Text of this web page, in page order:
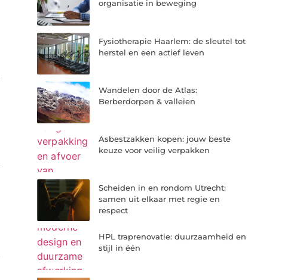
organisatie in beweging
Fysiotherapie Haarlem: de sleutel tot
herstel en een actief leven
Wandelen door de Atlas:
Berberdorpen & valleien
Asbestzakken kopen: jouw beste
keuze voor veilig verpakken
Scheiden in en rondom Utrecht:
samen uit elkaar met regie en
respect
HPL traprenovatie: duurzaamheid en
stijl in één